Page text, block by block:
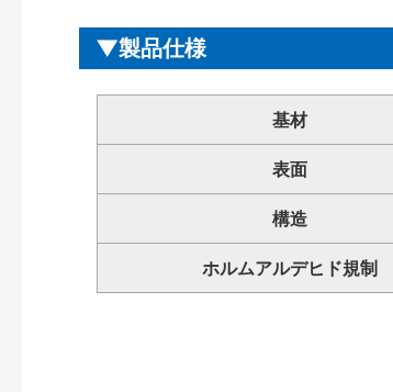
製品仕様
基材
表面
構造
ホルムアルデヒド規制